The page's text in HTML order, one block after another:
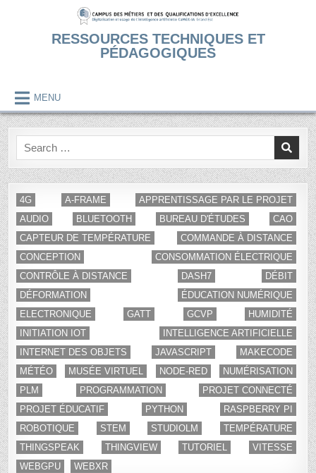
RESSOURCES TECHNIQUES ET
PÉDAGOGIQUES
MENU
Search
for:
4G A-FRAME
APPRENTISSAGE PAR LE PROJET
AUDIO
BLUETOOTH BUREAU D'ÉTUDES
CAO
CAPTEUR DE TEMPÉRATURE
COMMANDE À DISTANCE
CONCEPTION
CONSOMMATION ÉLECTRIQUE
CONTRÔLE À DISTANCE
DASH7
DÉBIT
DÉFORMATION
ÉDUCATION NUMÉRIQUE
ELECTRONIQUE
GATT GCVP
HUMIDITÉ
INITIATION IOT
INTELLIGENCE ARTIFICIELLE
INTERNET DES OBJETS
JAVASCRIPT
MAKECODE
MÉTÉO
MUSÉE VIRTUEL NODE-RED
NUMÉRISATION
PLM
PROGRAMMATION
PROJET CONNECTÉ
PROJET ÉDUCATIF
PYTHON
RASPBERRY PI
ROBOTIQUE
STEM STUDIOLM
TEMPÉRATURE
THINGSPEAK
THINGVIEW TUTORIEL
VITESSE
WEBGPU
WEBXR